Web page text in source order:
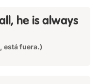
he is always
está fuera.)